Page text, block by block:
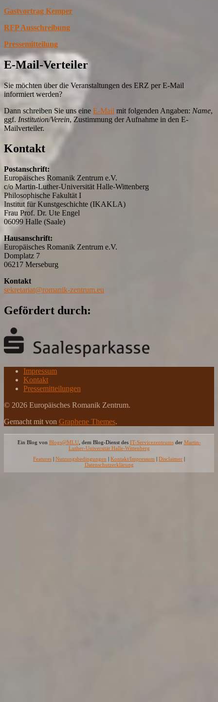
Gastvortrag Kemper
RFP Ausschreibung
Pressemitteilung
E-Mail-Verteiler
Sie möchten über die Veranstaltungen des ERZ per E-Mail
informiert werden?
Dann schreiben Sie uns eine E-Mail mit folgenden Angaben: Name,
ggf. Institution/Verein, Zustimmung der Aufnahme in den E-
Mailverteiler.
Kontakt
Postanschrift:
Europäisches Romanik Zentrum e.V.
c/o Martin-Luther-Universität Halle-Wittenberg
Philosophische Fakultät I
Institut für Kunstgeschichte (IKAKLA)
Frau Prof. Dr. Ute Engel
06099 Halle (Saale)
Hausanschrift:
Europäisches Romanik Zentrum e.V.
Domplatz 7
06217 Merseburg
Kontakt
sekretariat@romanik-zentrum.eu
Gefördert durch:
Impressum
Kontakt
Pressemitteilungen
© 2026 Europäisches Romanik Zentrum.
Gemacht mit von Graphene Themes.
Ein Blog von Blogs@MLU, dem Blog-Dienst des IT-Servicezentrumsder Martin-
Luther-Universität Halle-Wittenberg
Features | Nutzungsbedingungen | Kontakt/Impressum | Disclaimer |
Datenschutzerklärung